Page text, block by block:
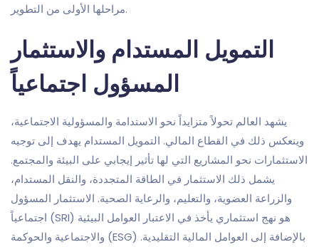
مراحلها الأولى من التطوير.
التمويل المستدام والاستثمار
المسؤول اجتماعياً
يشهد العالم تحولاً متزايداً نحو الاستدامة والمسؤولية الاجتماعية،
وينعكس ذلك في القطاع المالي. التمويل المستدام يهدف إلى توجيه
الاستثمارات نحو المشاريع التي لها تأثير إيجابي على البيئة والمجتمع.
يشمل ذلك الاستثمار في الطاقة المتجددة، والنقل المستدام،
والزراعة العضوية، والتعليم، والرعاية الصحية. الاستثمار المسؤول
اجتماعياً (SRI) هو نهج استثماري يأخذ في الاعتبار العوامل البيئية
والاجتماعية والحوكمة (ESG) بالإضافة إلى العوامل المالية التقليدية.